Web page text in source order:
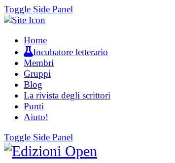
Toggle Side Panel
Home
Incubatore letterario
Membri
Gruppi
Blog
La rivista degli scrittori
Punti
Aiuto!
Toggle Side Panel